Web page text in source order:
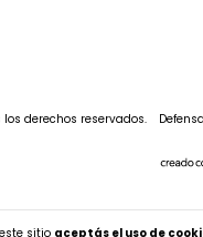
sitio aceptás el uso de
derechos reservados.